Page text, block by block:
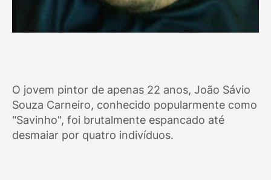
O jovem pintor de apenas 22 anos, João Sávio
Souza Carneiro, conhecido popularmente como
"Savinho", foi brutalmente espancado até
desmaiar por quatro indivíduos.